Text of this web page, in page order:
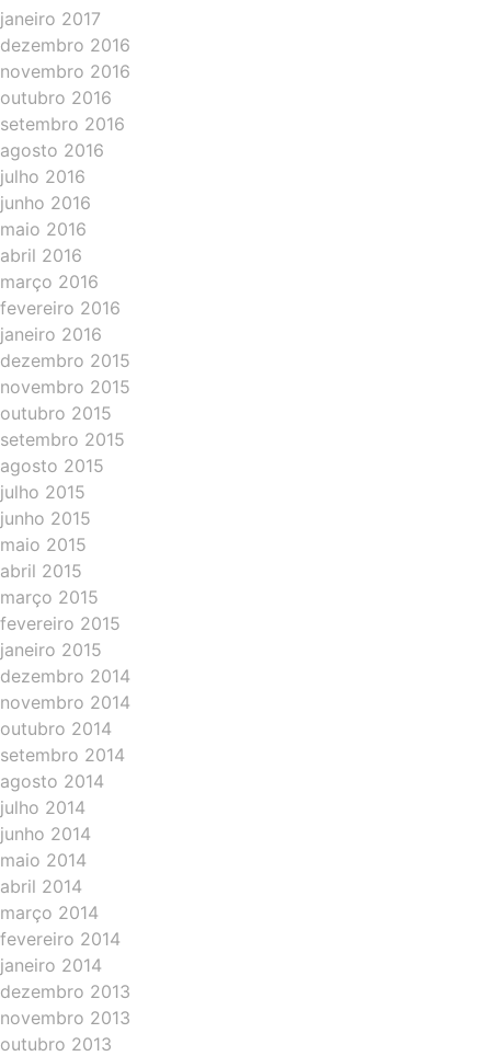
janeiro 2017
dezembro 2016
novembro 2016
outubro 2016
setembro 2016
agosto 2016
julho 2016
junho 2016
maio 2016
abril 2016
março 2016
fevereiro 2016
janeiro 2016
dezembro 2015
novembro 2015
outubro 2015
setembro 2015
agosto 2015
julho 2015
junho 2015
maio 2015
abril 2015
março 2015
fevereiro 2015
janeiro 2015
dezembro 2014
novembro 2014
outubro 2014
setembro 2014
agosto 2014
julho 2014
junho 2014
maio 2014
abril 2014
março 2014
fevereiro 2014
janeiro 2014
dezembro 2013
novembro 2013
outubro 2013